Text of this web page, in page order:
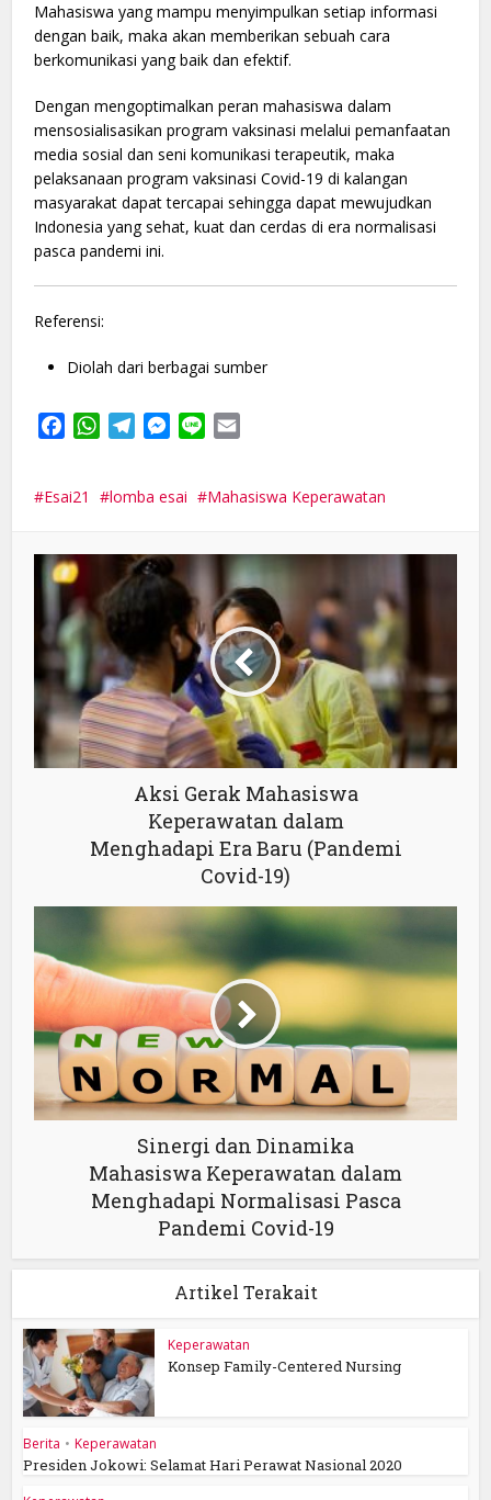
Mahasiswa yang mampu menyimpulkan setiap informasi
dengan baik, maka akan memberikan sebuah cara
berkomunikasi yang baik dan efektif.
Dengan mengoptimalkan peran mahasiswa dalam
mensosialisasikan program vaksinasi melalui pemanfaatan
media sosial dan seni komunikasi terapeutik, maka
pelaksanaan program vaksinasi Covid-19 di kalangan
masyarakat dapat tercapai sehingga dapat mewujudkan
Indonesia yang sehat, kuat dan cerdas di era normalisasi
pasca pandemi ini.
Referensi:
Diolah dari berbagai sumber
FacebookWhatsApp
TelegramMessenger
Line
Esai21 lomba esai Mahasiswa Keperawatan
Aksi Gerak Mahasiswa
Keperawatan dalam
Menghadapi Era Baru (Pandemi
Covid-19)
Sinergi dan Dinamika
Mahasiswa Keperawatan dalam
Menghadapi Normalisasi Pasca
Pandemi Covid-19
Artikel Terakait
Keperawatan
Konsep Family-Centered Nursing
Berita • Keperawatan
Presiden Jokowi: Selamat Hari Perawat Nasional 2020